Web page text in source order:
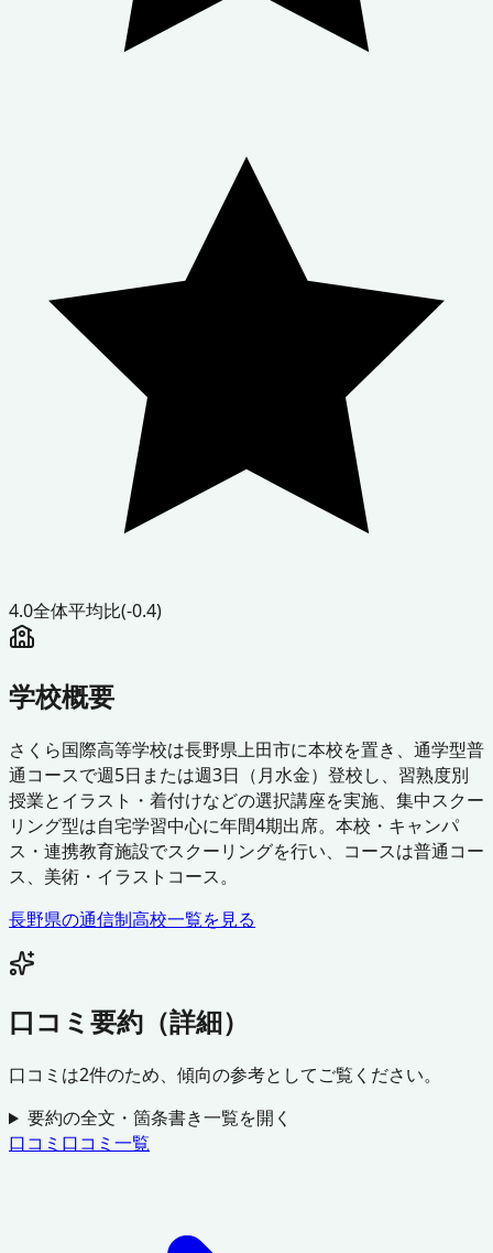
4.0全体平均比(-0.4)
学校概要
さくら国際高等学校は長野県上田市に本校を置き、通学型普
通コースで週5日または週3日（月水金）登校し、習熟度別
授業とイラスト・着付けなどの選択講座を実施、集中スクー
リング型は自宅学習中心に年間4期出席。本校・キャンパ
ス・連携教育施設でスクーリングを行い、コースは普通コー
ス、美術・イラストコース。
長野県の通信制高校一覧を見る
口コミ要約（詳細）
口コミは2件のため、傾向の参考としてご覧ください。
要約の全文・箇条書き一覧を開く
口コミ 口コミ一覧